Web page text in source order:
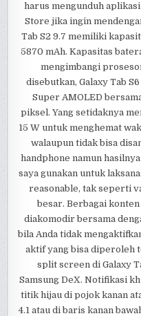
harus mengunduh
Store jika ingin
Tab S2 9.7 memiliki
5870 mAh. Kapasitas
mengimbangi
disebutkan, Galaxy Tab
Super AMOLED
piksel. Yang setidaknya
15 W untuk menghemat
walaupun tidak bisa
handphone namun
saya gunakan untuk
reasonable, tak seperti
besar. Berbagai
diakomodir bersama
bila Anda tidak
aktif yang bisa diperoleh
split screen di Galaxy
Samsung DeX. Notifikasi
titik hijau di pojok kanan
4.1 atau di baris kanan